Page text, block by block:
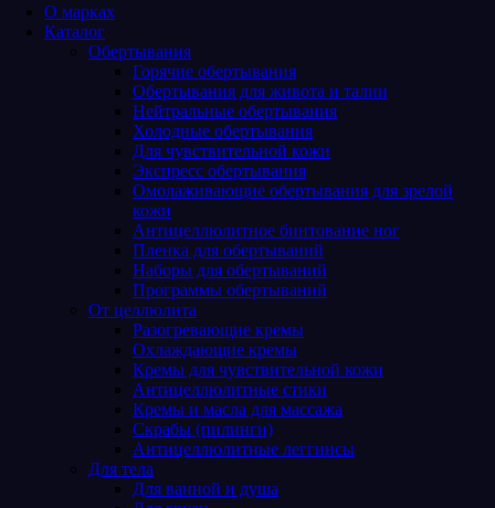
О марках
Каталог
Обертывания
Горячие обертывания
Обертывания для живота и талии
Нейтральные обертывания
Холодные обертывания
Для чувствительной кожи
Экспресс обертывания
Омолаживающие обертывания для зрелой
кожи
Антицеллюлитное бинтование ног
Пленка для обертываний
Наборы для обертываний
Программы обертываний
От целлюлита
Разогревающие кремы
Охлаждающие кремы
Кремы для чувствительной кожи
Антицеллюлитные стики
Кремы и масла для массажа
Скрабы (пилинги)
Антицеллюлитные леггинсы
Для тела
Для ванной и душа